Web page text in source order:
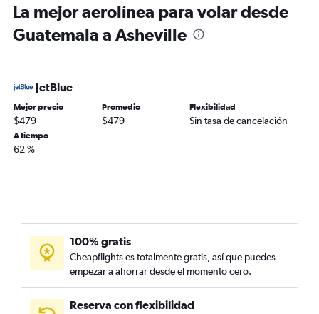
La mejor aerolínea para volar desde
Guatemala a Asheville
JetBlue
Mejor precio
$479
Promedio
$479
Flexibilidad
Sin tasa de cancelación
A tiempo
62 %
100% gratis
Cheapflights es totalmente gratis, así que puedes
empezar a ahorrar desde el momento cero.
Reserva con flexibilidad